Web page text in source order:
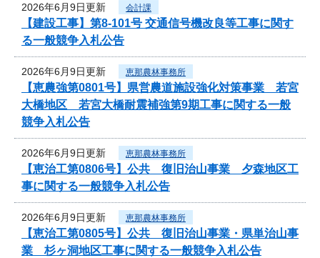
2026年6月9日更新 会計課
【建設工事】第8-101号 交通信号機改良等工事に関す
る一般競争入札公告
2026年6月9日更新 恵那農林事務所
【恵農強第0801号】県営農道施設強化対策事業 若宮
大橋地区 若宮大橋耐震補強第9期工事に関する一般
競争入札公告
2026年6月9日更新 恵那農林事務所
【恵治工第0806号】公共 復旧治山事業 夕森地区工
事に関する一般競争入札公告
2026年6月9日更新 恵那農林事務所
【恵治工第0805号】公共 復旧治山事業・県単治山事
業 杉ヶ洞地区工事に関する一般競争入札公告